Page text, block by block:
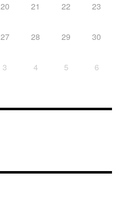
20 21 22 23
27 28 29 30
3 4 5 6